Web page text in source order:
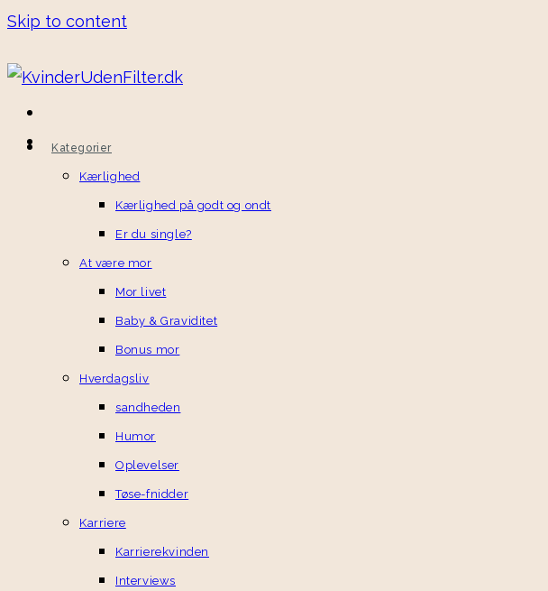
Skip to content
Kategorier
Kærlighed
Kærlighed på godt og ondt
Er du single?
At være mor
Mor livet
Baby & Graviditet
Bonus mor
Hverdagsliv
sandheden
Humor
Oplevelser
Tøse-fnidder
Karriere
Karrierekvinden
Interviews